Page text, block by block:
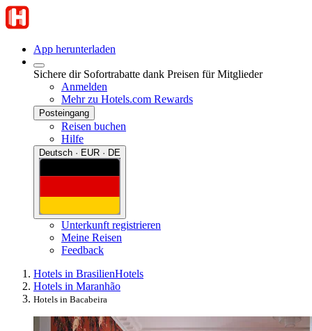
App herunterladen
Sichere dir Sofortrabatte dank Preisen für Mitglieder
Anmelden
Mehr zu Hotels.com Rewards
Posteingang
Reisen buchen
Hilfe
Deutsch · EUR · DE
Unterkunft registrieren
Meine Reisen
Feedback
Hotels in BrasilienHotels
Hotels in Maranhão
Hotels in Bacabeira